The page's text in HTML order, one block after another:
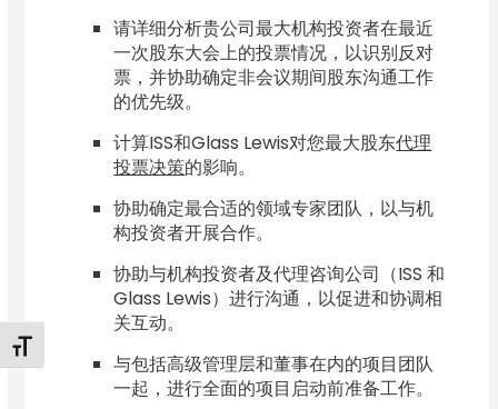
Toggle Font size
请详细分析贵公司最大机构投资者在最近
一次股东大会上的投票情况，以识别反对
票，并协助确定非会议期间股东沟通工作
的优先级。
计算ISS和Glass Lewis对您最大股东代理
投票决策的影响。
协助确定最合适的领域专家团队，以与机
构投资者开展合作。
协助与机构投资者及代理咨询公司（ISS 和
Glass Lewis）进行沟通，以促进和协调相
关互动。
与包括高级管理层和董事在内的项目团队
一起，进行全面的项目启动前准备工作。